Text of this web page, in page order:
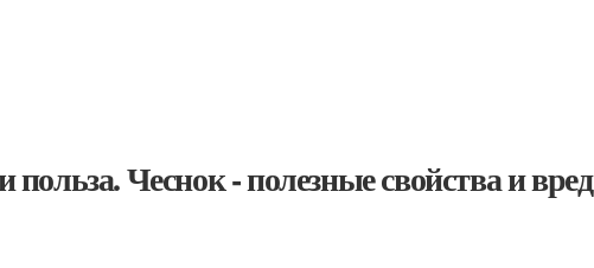
Чеснок - полезные свойства и вред